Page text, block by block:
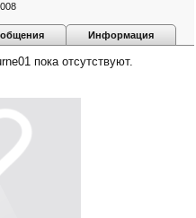
Информация
пока отсутствуют.